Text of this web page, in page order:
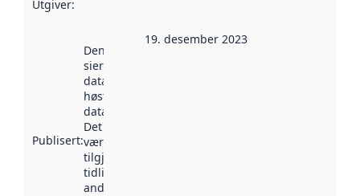
Utgiver:
Publisert:
Denne datoen
sier når
datasettet ble
høstet av
data.norge.no.
Det kan ha
vært
tilgjengelig
tidligere
andre steder.
19. desember 2023